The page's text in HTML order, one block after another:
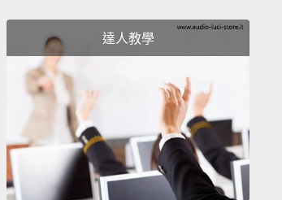
達人教學